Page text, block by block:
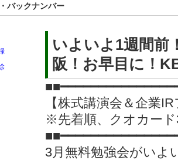
・バックナンバー
いよいよ1週間前
阪！お早目に！
【株式講演会＆企業
※先着順、クオカ
3月無料勉強会がいよ